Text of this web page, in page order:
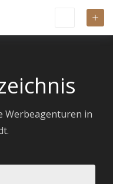
Werbeagenturen in